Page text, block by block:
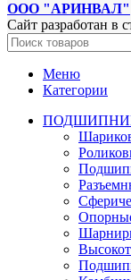
ООО "АРИНВАЛ"
Сайт разработан в
Меню
Категории